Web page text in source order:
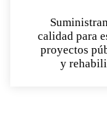
calidad para
proyectos
y